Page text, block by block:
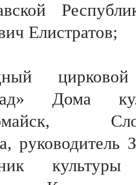
Елистратов;
цирковой
Дома
руководитель
культуры